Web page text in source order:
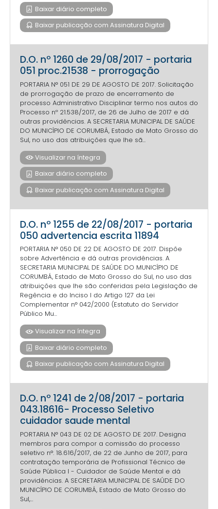
Baixar diário completo
Baixar publicação com Assinatura Digital
D.O. nº 1260 de 29/08/2017 - portaria
051 proc.21538 - prorrogação
PORTARIA N° 051 DE 29 DE AGOSTO DE 2017. Solicitação
de prorrogação de prazo de encerramento de
processo Administrativo Disciplinar termo nos autos do
Processo nº 21.538/2017, de 26 de Julho de 2017 e dá
outras providências. A SECRETARIA MUNICIPAL DE SAÚDE
DO MUNICÍPIO DE CORUMBÁ, Estado de Mato Grosso do
Sul, no uso das atribuições que lhe sã...
Visualizar na íntegra
Baixar diário completo
Baixar publicação com Assinatura Digital
D.O. nº 1255 de 22/08/2017 - portaria
050 advertencia escrita 11894
PORTARIA N° 050 DE 22 DE AGOSTO DE 2017. Dispõe
sobre Advertência e dá outras providências. A
SECRETARIA MUNICIPAL DE SAÚDE DO MUNICÍPIO DE
CORUMBÁ, Estado de Mato Grosso do Sul, no uso das
atribuições que lhe são conferidas pela Legislação de
Regência e do Inciso I do Artigo 127 da Lei
Complementar n° 042/2000 (Estatuto do Servidor
Público Mu...
Visualizar na íntegra
Baixar diário completo
Baixar publicação com Assinatura Digital
D.O. nº 1241 de 2/08/2017 - portaria
043.18616- Processo Seletivo
cuidador saude mental
PORTARIA N° 043 DE 02 DE AGOSTO DE 2017. Designa
membros para compor a comissão do processo
seletivo n°. 18.616/2017, de 22 de Junho de 2017, para
contratação temporária de Profissional Técnico de
Saúde Pública I - Cuidador de Saúde Mental e dá
providências. A SECRETARIA MUNICIPAL DE SAÚDE DO
MUNICÍPIO DE CORUMBÁ, Estado de Mato Grosso do
Sul,...